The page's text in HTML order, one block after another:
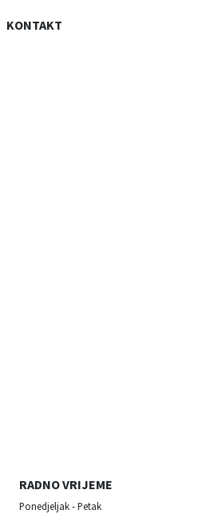
KONTAKT
RADNO VRIJEME
Ponedjeljak - Petak